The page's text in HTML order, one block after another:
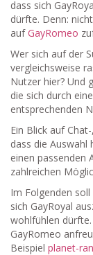
dass sich
dürfte. Denn:
aufGayRomeo
Wer sich auf der
vergleichsweise
Nutzer hier? Und
die sich durch
entsprechenden
Ein Blick auf
dass die Auswahl
einen passenden
zahlreichen
Im Folgenden
sich GayRoyal
wohlfühlen
GayRomeo
Beispiel planet-